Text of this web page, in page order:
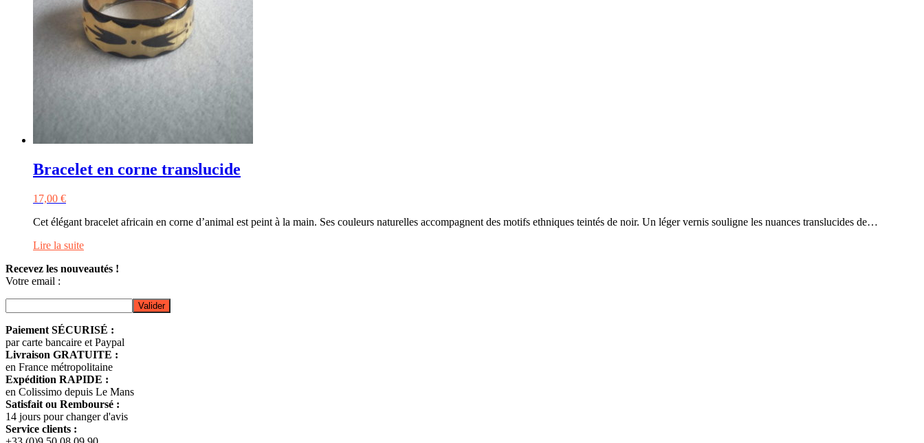
Bracelet en corne translucide
17,00 €
Cet élégant bracelet africain en corne d’animal est peint à la main. Ses couleurs naturelles accompagnent des motifs ethniques teintés de noir. Un léger vernis souligne les nuances translucides de…
Lire la suite
Recevez les nouveautés !
Votre email :
Paiement SÉCURISÉ :
par carte bancaire et Paypal
Livraison GRATUITE :
en France métropolitaine
Expédition RAPIDE :
en Colissimo depuis Le Mans
Satisfait ou Remboursé :
14 jours pour changer d'avis
Service clients :